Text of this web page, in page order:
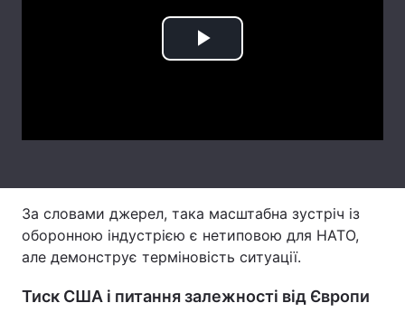
Play
За словами джерел, така масштабна зустріч із
оборонною індустрією є нетиповою для НАТО,
але демонструє терміновість ситуації.
Тиск США і питання залежності від Європи